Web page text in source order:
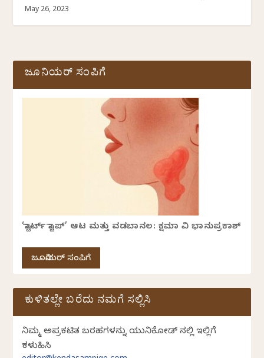
May 26, 2023
ಜೂನಿಯರ್ ಸಂಪಿಗೆ
‘ಸ್ಟಾರ್ಟ್ ಸ್ಟಾಪ್’ ಆಟ ಮತ್ತು ವಡಬಾನಲ: ಕ್ಷಮಾ ವಿ ಭಾನುಪ್ರಕಾಶ್
ಜೂನಿಯರ್ ಸಂಪಿಗೆ
ಕುಳಿತಲ್ಲೇ ಬರೆದು ನಮಗೆ ಸಲ್ಲಿಸಿ
ನಿಮ್ಮ ಅಪ್ರಕಟಿತ ಬರಹಗಳನ್ನು ಯುನಿಕೋಡ್ ನಲ್ಲಿ ಇಲ್ಲಿಗೆ
ಕಳುಹಿಸಿ